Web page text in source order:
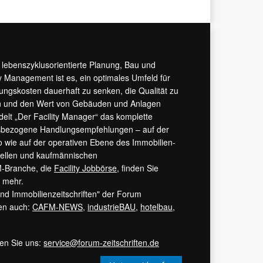
Planung, Bau und
ist es, ein optimales Umfeld für
dauerhaft zu senken, die Qualität zu
den Wert von Gebäuden und Anlagen
„Der Facility Manager“ das komplette
Handlungsempfehlungen – auf der
auf der operativen Ebene des Immobilien-
und kaufmännischen
Branche, die Facility Jobbörse, finden Sie
Immobilienzeitschriften" der Forum
auch: CAFM-NEWS, industrieBAU, hotelbau,
Sie uns:service@forum-zeitschriften.de